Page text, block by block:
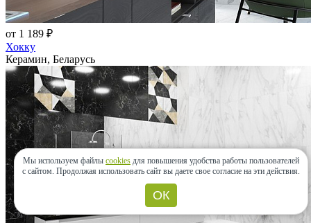
от 1 189 ₽
Хокку
Керамин, Беларусь
Мы используем файлы cookies для повышения удобства работы пользователей
с сайтом. Продолжая использовать сайт вы даете свое согласие на эти действия.
ОК